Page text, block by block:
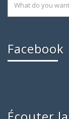
Facebook